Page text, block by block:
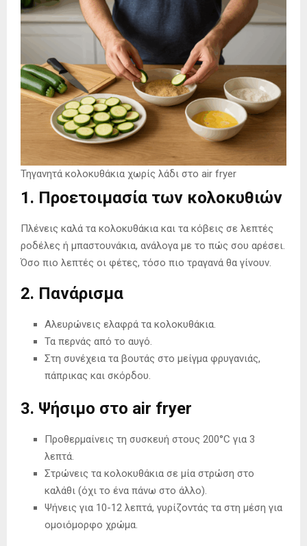
Τηγανητά κολοκυθάκια χωρίς λάδι στο air fryer
1. Προετοιμασία των κολοκυθιών
Πλένεις καλά τα κολοκυθάκια και τα κόβεις σε λεπτές
ροδέλες ή μπαστουνάκια, ανάλογα με το πώς σου αρέσει.
Όσο πιο λεπτές οι φέτες, τόσο πιο τραγανά θα γίνουν.
2. Πανάρισμα
Αλευρώνεις ελαφρά τα κολοκυθάκια.
Τα περνάς από το αυγό.
Στη συνέχεια τα βουτάς στο μείγμα φρυγανιάς,
πάπρικας και σκόρδου.
3. Ψήσιμο στο air fryer
Προθερμαίνεις τη συσκευή στους 200°C για 3
λεπτά.
Στρώνεις τα κολοκυθάκια σε μία στρώση στο
καλάθι (όχι το ένα πάνω στο άλλο).
Ψήνεις για 10-12 λεπτά, γυρίζοντάς τα στη μέση για
ομοιόμορφο χρώμα.